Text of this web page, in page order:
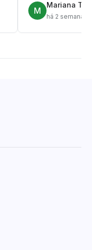
M
Mariana T.
há 2 semanas